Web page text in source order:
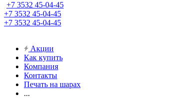
+7 3532 45-04-45
+7 3532 45-04-45
+7 3532 45-04-45
Акции
Как купить
Компания
Контакты
Печать на шарах
...